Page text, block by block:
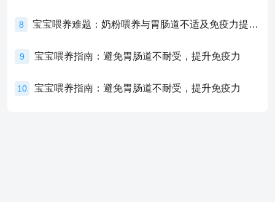
8 宝宝喂养难题：奶粉喂养与胃肠道不适及免疫力提升的奥秘
9 宝宝喂养指南：避免胃肠道不耐受，提升免疫力
10 宝宝喂养指南：避免胃肠道不耐受，提升免疫力